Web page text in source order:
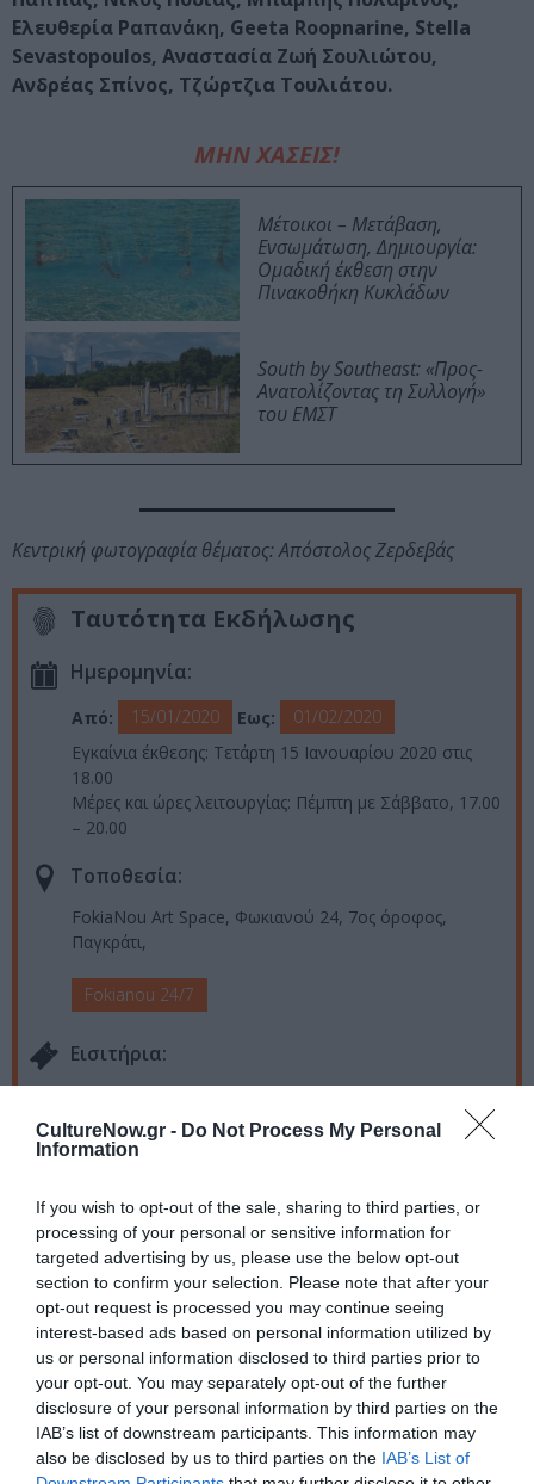
CultureNow.gr - Do Not Process My Personal
Information
If you wish to opt-out of the sale, sharing to third parties, or
processing of your personal or sensitive information for
targeted advertising by us, please use the below opt-out
section to confirm your selection. Please note that after your
opt-out request is processed you may continue seeing
interest-based ads based on personal information utilized by
us or personal information disclosed to third parties prior to
your opt-out. You may separately opt-out of the further
disclosure of your personal information by third parties on the
IAB’s list of downstream participants. This information may
also be disclosed by us to third parties on the IAB’s List of
Ελευθερία Ραπανάκη, Geeta Roopnarine, Stella
Sevastopoulos, Αναστασία Ζωή Σουλιώτου,
Ανδρέας Σπίνος, Τζώρτζια Τουλιάτου.
ΜΗΝ ΧΑΣΕΙΣ!
Μέτοικοι – Μετάβαση,
Ενσωμάτωση, Δημιουργία:
Ομαδική έκθεση στην
Πινακοθήκη Κυκλάδων
South by Southeast: «Προς-
Ανατολίζοντας τη Συλλογή»
του ΕΜΣΤ
Κεντρική φωτογραφία θέματος: Απόστολος Ζερδεβάς
Ταυτότητα Εκδήλωσης
Ημερομηνία:
Από: 15/01/2020 Εως:
01/02/2020
Εγκαίνια έκθεσης: Τετάρτη 15 Ιανουαρίου 2020 στις
18.00
Μέρες και ώρες λειτουργίας: Πέμπτη με Σάββατο, 17.00
– 20.00
Τοποθεσία:
FokiaNou Art Space, Φωκιανού 24, 7ος όροφος,
Παγκράτι,
Fokianou 24/7
Eισιτήρια:
Πληροφορίες / Κρατήσεις:
Ακολουθήστε το Culturenow.gr στο Google News
μάθετε πρώτοι όλες τις ειδήσεις
Δείτε όλα τατελευταία νέαγια την Τέχνη και τον
Πολιτισμό στοCulturenow.gr
Νέοι Διαγωνισμοί❯